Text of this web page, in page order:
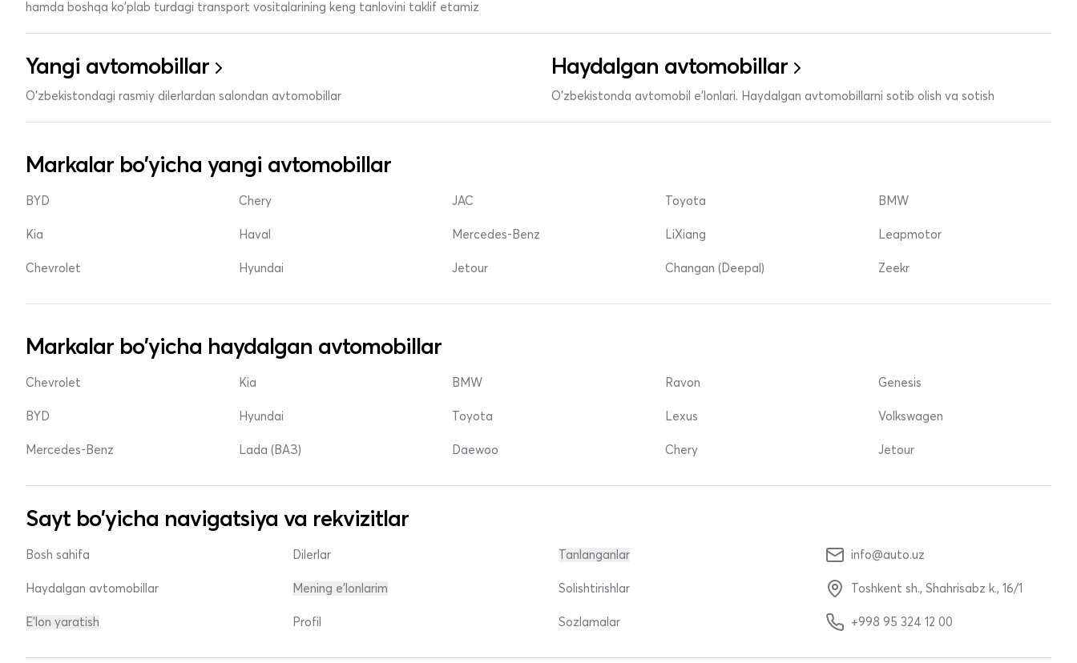
hamda boshqa ko'plab turdagi transport vositalarining keng tanlovini taklif etamiz
Yangi avtomobillar
O'zbekistondagi rasmiy dilerlardan salondan avtomobillar
Haydalgan avtomobillar
O'zbekistonda avtomobil e’lonlari. Haydalgan avtomobillarni sotib olish va sotish
Markalar bo'yicha yangi avtomobillar
BYD
Kia
Chevrolet
Chery
Haval
Hyundai
JAC
Mercedes-Benz
Jetour
Toyota
LiXiang
Changan (Deepal)
BMW
Leapmotor
Zeekr
Markalar bo'yicha haydalgan avtomobillar
Chevrolet
BYD
Mercedes-Benz
Kia
Hyundai
Lada (ВАЗ)
BMW
Toyota
Daewoo
Ravon
Lexus
Chery
Genesis
Volkswagen
Jetour
Sayt bo'yicha navigatsiya va rekvizitlar
Bosh sahifa
Haydalgan avtomobillar
E'lon yaratish
Dilerlar
Mening e'lonlarim
Profil
Tanlanganlar
Solishtirishlar
Sozlamalar
info@auto.uz
Toshkent sh., Shahrisabz k., 16/1
+998 95 324 12 00